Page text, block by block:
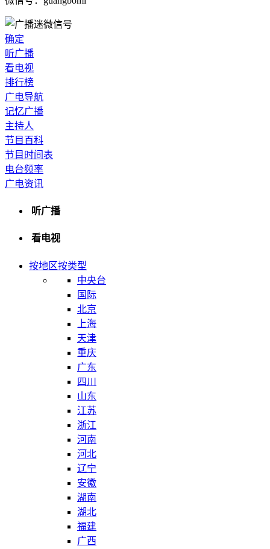
确定
听广播
看电视
排行榜
广电导航
记忆广播
主持人
节目百科
节目时间表
电台频率
广电资讯
听广播
看电视
按地区按类型
中央台
国际
北京
上海
天津
重庆
广东
四川
山东
江苏
浙江
河南
河北
辽宁
安徽
湖南
湖北
福建
广西